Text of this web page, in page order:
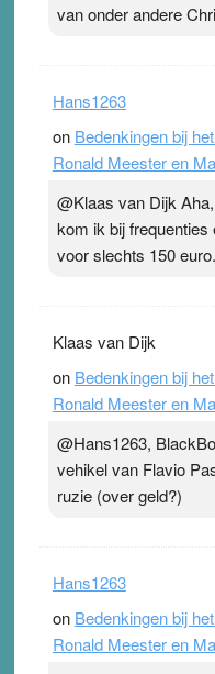
van onder andere
Hans1263
on Bedenkingen bij
Ronald Meester en
@Klaas van Dijk
kom ik bij
voor slechts 150 euro.
Klaas van Dijk
on Bedenkingen bij
Ronald Meester en
@Hans1263,
vehikel van Flavio
ruzie (over geld?)
Hans1263
on Bedenkingen bij
Ronald Meester en